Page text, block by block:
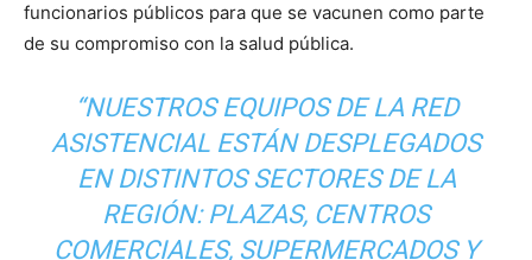
funcionarios públicos para que se vacunen como parte
de su compromiso con la salud pública.
“NUESTROS EQUIPOS DE LA RED
ASISTENCIAL ESTÁN DESPLEGADOS
EN DISTINTOS SECTORES DE LA
REGIÓN: PLAZAS, CENTROS
COMERCIALES, SUPERMERCADOS Y